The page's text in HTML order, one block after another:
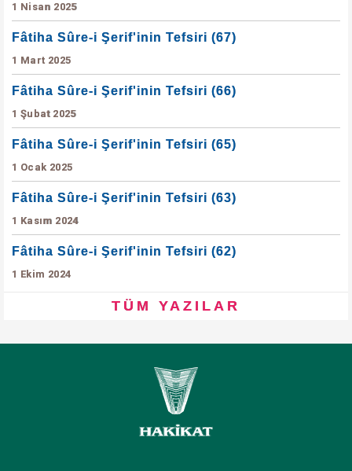
1 Nisan 2025
Fâtiha Sûre-i Şerif'inin Tefsiri (67)
1 Mart 2025
Fâtiha Sûre-i Şerif'inin Tefsiri (66)
1 Şubat 2025
Fâtiha Sûre-i Şerif'inin Tefsiri (65)
1 Ocak 2025
Fâtiha Sûre-i Şerif'inin Tefsiri (63)
1 Kasım 2024
Fâtiha Sûre-i Şerif'inin Tefsiri (62)
1 Ekim 2024
TÜM YAZILAR